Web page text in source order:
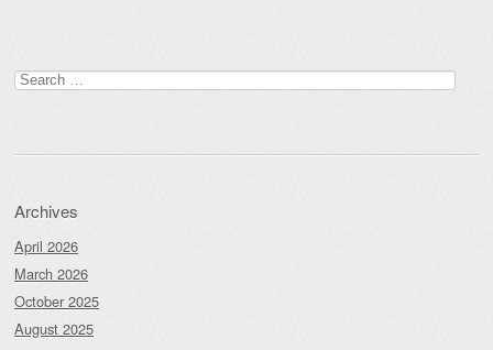
Search
for:
Archives
April 2026
March 2026
October 2025
August 2025